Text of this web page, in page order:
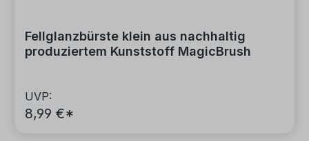
Fellglanzbürste klein aus nachhaltig
produziertem Kunststoff MagicBrush
UVP:
8,99 €*